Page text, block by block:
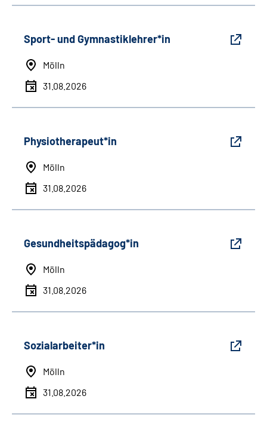
Sport- und Gymnastiklehrer*in
Mölln
31.08.2026
Physiotherapeut*in
Mölln
31.08.2026
Gesundheitspädagog*in
Mölln
31.08.2026
Sozialarbeiter*in
Mölln
31.08.2026